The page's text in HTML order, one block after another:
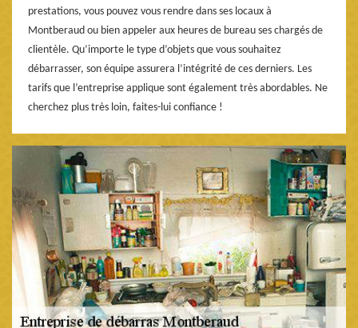
prestations, vous pouvez vous rendre dans ses locaux à
Montberaud ou bien appeler aux heures de bureau ses chargés de
clientèle. Qu’importe le type d’objets que vous souhaitez
débarrasser, son équipe assurera l’intégrité de ces derniers. Les
tarifs que l’entreprise applique sont également très abordables. Ne
cherchez plus très loin, faites-lui confiance !